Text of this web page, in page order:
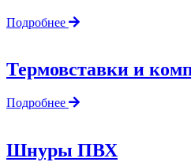
Подробнее
Термовставки и
Подробнее
Шнуры ПВХ